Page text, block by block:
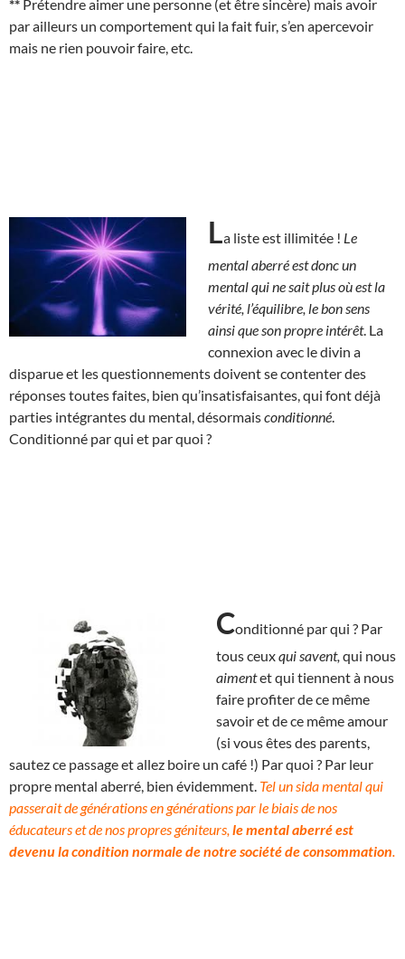
** Prétendre aimer une personne (et être sincère) mais avoir
par ailleurs un comportement qui la fait fuir, s’en apercevoir
mais ne rien pouvoir faire, etc.
La liste est illimitée ! Le
mental aberré est donc un
mental qui ne sait plus où est la
vérité, l’équilibre, le bon sens
ainsi que son propre intérêt. La
connexion avec le divin a
disparue et les questionnements doivent se contenter des
réponses toutes faites, bien qu’insatisfaisantes, qui font déjà
parties intégrantes du mental, désormaisconditionné
Conditionné par qui et par quoi ?
Conditionné par qui ? Par
tous ceuxqui savent, qui nous
aimentet qui tiennent à nous
faire profiter de ce même
savoir et de ce même amour
(si vous êtes des parents,
sautez ce passage et allez boire un café !) Par quoi ? Par leur
propre mental aberré, bien évidemment. Tel un sida mental qui
passerait de générations en générations par le biais de nos
éducateurs et de nos propres géniteurs, le mental aberré est
devenu la condition normale de notre société de consommation